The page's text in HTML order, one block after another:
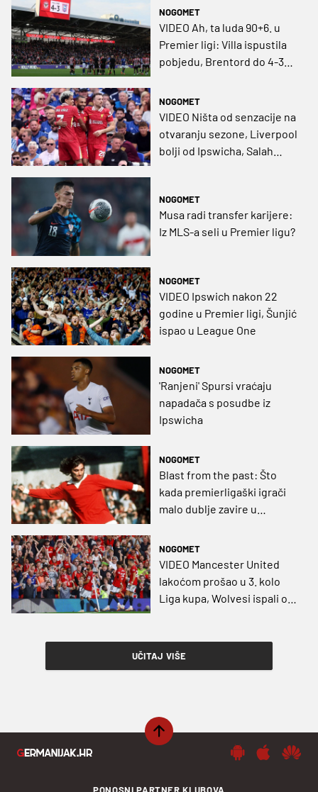
NOGOMET
VIDEO Ah, ta luda 90+6. u
Premier ligi: Villa ispustila
pobjedu, Brentord do 4-3
Građane
NOGOMET
VIDEO Ništa od senzacije na
otvaranju sezone, Liverpool
bolji od Ipswicha, Salah
NOGOMET
Musa radi transfer karijere:
Iz MLS-a seli u Premier ligu?
NOGOMET
VIDEO Ipswich nakon 22
godine u Premier ligi, Šunjić
ispao u League One
NOGOMET
'Ranjeni' Spursi vraćaju
napadača s posudbe iz
Ipswicha
NOGOMET
Blast from the past: Što
kada premierligaški igrači
malo dublje zavire u
West Ham i Ipswich doznali
su na teži način
NOGOMET
VIDEO Mancester United
lakoćom prošao u 3. kolo
Liga kupa, Wolvesi ispali od
UČITAJ VIŠE